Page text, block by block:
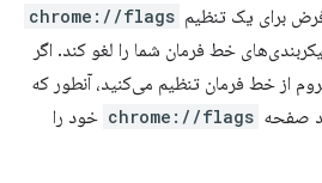
برای یک تنظیم chrome://flags
خط فرمان شما را لغو کند. اگر
از خط فرمان تنظیم می‌کنید، آنطور که
صفحه chrome://flags خود را